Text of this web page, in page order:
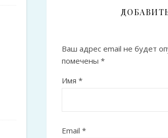
Ваш адрес email не будет
помечены *
Имя *
Email *